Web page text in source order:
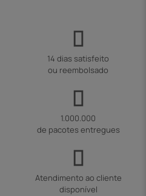
14 dias satisfeito
ou reembolsado
1.000.000
de pacotes entregues
Atendimento ao cliente
disponível